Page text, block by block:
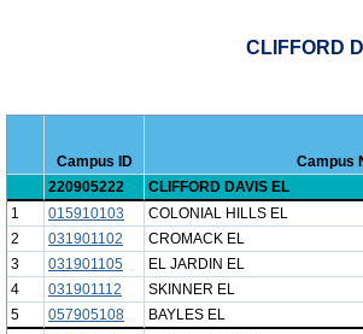
CLIFFORD
Campus ID
Campus
220905222
CLIFFORD DAVIS EL
1
015910103
COLONIAL HILLS EL
2
031901102
CROMACK EL
3
031901105
EL JARDIN EL
4
031901112
SKINNER EL
5
057905108
BAYLES EL